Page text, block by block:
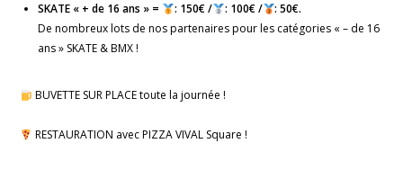
SKATE « + de 16 ans » =
: 150€ / : 100€ /
: 50€.
De nombreux lots de nos partenaires pour les catégories « – de 16
ans » SKATE & BMX !
BUVETTE SUR PLACE toute la journée !
RESTAURATION avec PIZZA VIVAL Square !